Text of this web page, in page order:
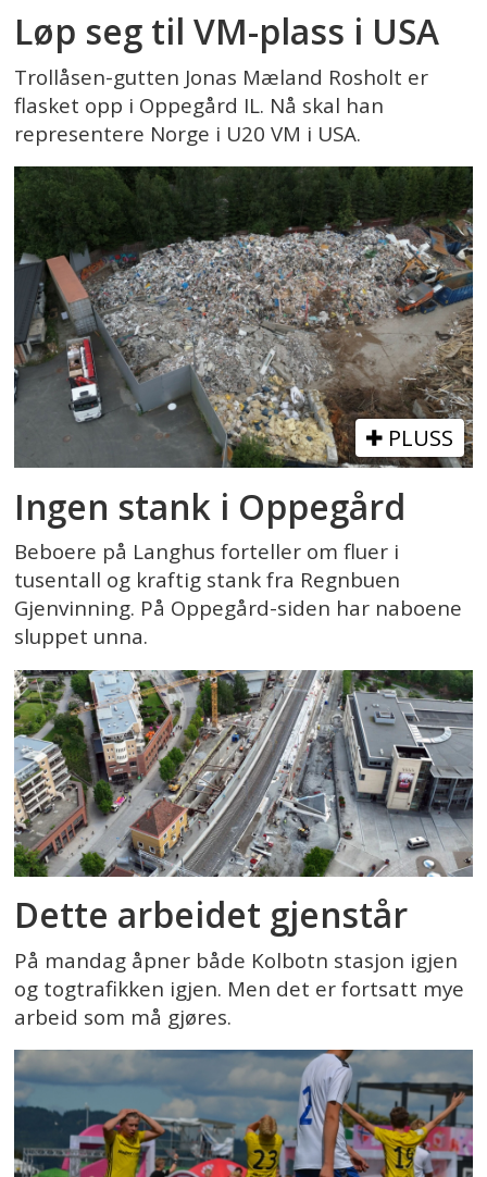
Løp seg til VM-plass i USA
Trollåsen-gutten Jonas Mæland Rosholt er
flasket opp i Oppegård IL. Nå skal han
representere Norge i U20 VM i USA.
PLUSS
Ingen stank i Oppegård
Beboere på Langhus forteller om fluer i
tusentall og kraftig stank fra Regnbuen
Gjenvinning. På Oppegård-siden har naboene
sluppet unna.
Dette arbeidet gjenstår
På mandag åpner både Kolbotn stasjon igjen
og togtrafikken igjen. Men det er fortsatt mye
arbeid som må gjøres.